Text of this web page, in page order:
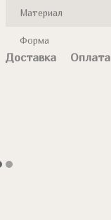
Материал
Форма
Доставка Оплата